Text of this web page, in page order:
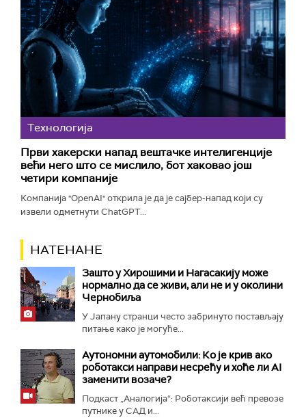
Технологијa
Први хакерски напад вештачке интелигенције
већи него што се мислило, бот хаковао још
четири компаније
Компанија "OpenAI" открила је да је сајбер-напад који су
извели одметнути ChatGPT...
НАТЕНАНЕ
Зашто у Хирошими и Нагасакију може
нормално да се живи, али не и у околини
Чернобиља
У Јапану странци често забринуто постављају
питање како је могуће...
Аутономни аутомобили: Ко је крив ако
роботакси направи несрећу и хоће ли AI
заменити возаче?
Подкаст „Аналогија“: Роботаксији већ превозе
путнике у САД и...